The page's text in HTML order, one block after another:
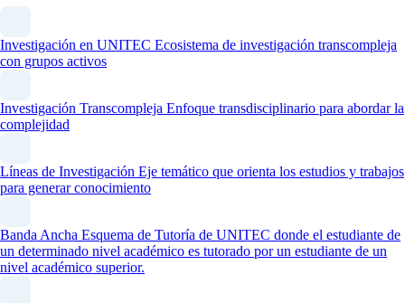
Investigación en UNITEC Ecosistema de investigación transcompleja
con grupos activos
Investigación Transcompleja Enfoque transdisciplinario para abordar la
complejidad
Líneas de Investigación Eje temático que orienta los estudios y trabajos
para generar conocimiento
Banda Ancha Esquema de Tutoría de UNITEC donde el estudiante de
un determinado nivel académico es tutorado por un estudiante de un
nivel académico superior.